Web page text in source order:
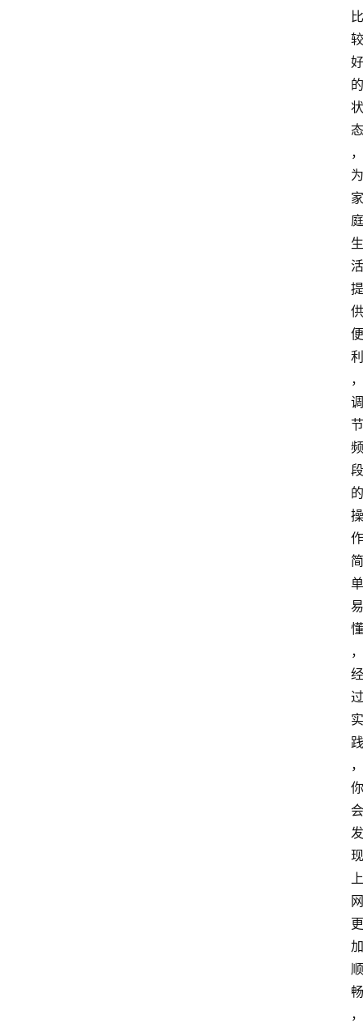
比
较
好
的
状
态
，
为
家
庭
生
活
提
供
便
利
，
调
节
频
段
的
操
作
简
单
易
懂
，
经
过
实
践
，
你
会
发
现
上
网
更
加
顺
畅
，